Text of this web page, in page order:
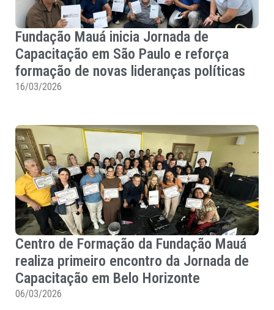
Fundação Mauá inicia Jornada de
Capacitação em São Paulo e reforça
formação de novas lideranças políticas
16/03/2026
Centro de Formação da Fundação Mauá
realiza primeiro encontro da Jornada de
Capacitação em Belo Horizonte
06/03/2026